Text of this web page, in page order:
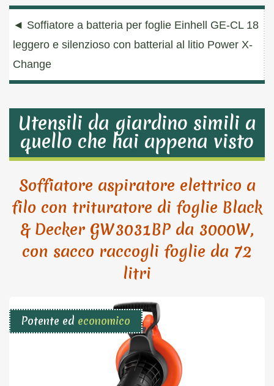
Navigazione
articoli
◄ Soffiatore a batteria per foglie Einhell GE-CL 18
leggero e silenzioso con batterial al litio Power X-
Change
Utensili da giardino simili a
quello che hai appena visto
Soffiatore aspiratore elettrico a
filo con trituratore di foglie Black
& Decker GW3031BP da 3000W,
con sacco raccogli foglie da 72
litri
Potente ed economico